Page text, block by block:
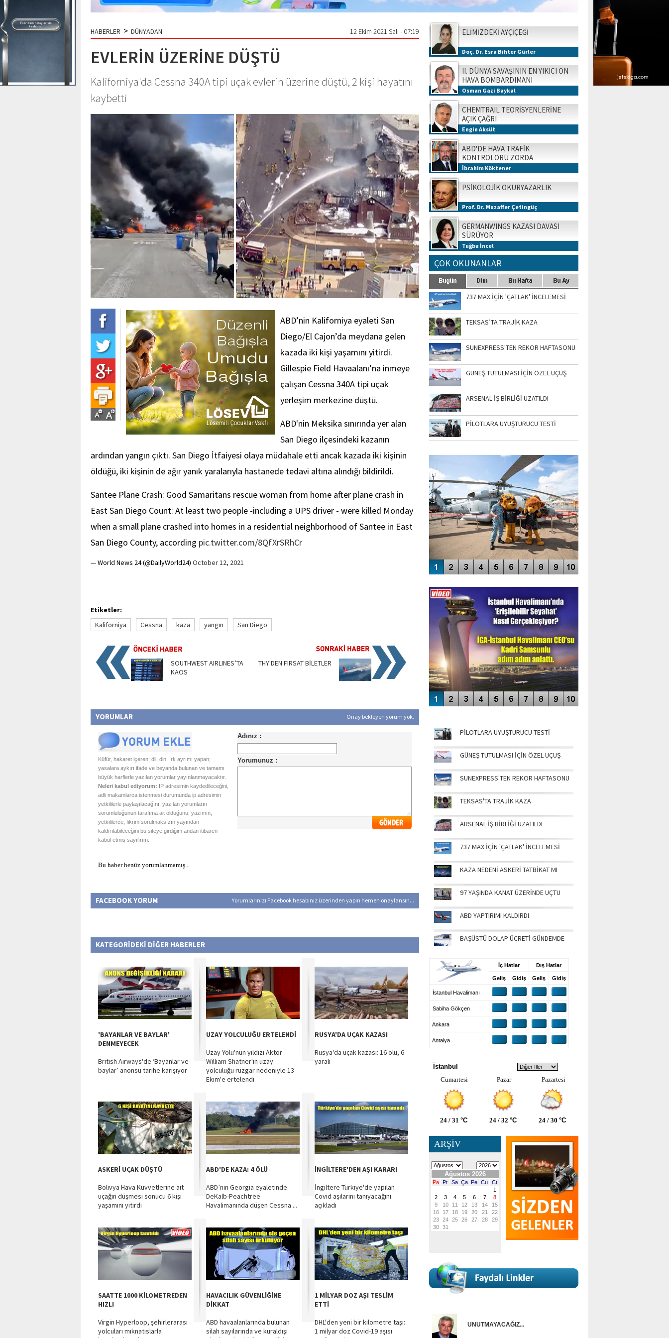
HABERLER > DÜNYADAN 12 Ekim 2021 Salı - 07:19
EVLERİN ÜZERİNE DÜŞTÜ
Kaliforniya'da Cessna 340A tipi uçak evlerin üzerine düştü, 2 kişi hayatını
kaybetti
ABD’nin Kaliforniya eyaleti San
Diego/El Cajon’da meydana gelen
kazada iki kişi yaşamını yitirdi.
Gillespie Field Havaalanı’na inmeye
çalışan Cessna 340A tipi uçak
yerleşim merkezine düştü.
ABD'nin Meksika sınırında yer alan
San Diego ilçesindeki kazanın
ardından yangın çıktı. San Diego İtfaiyesi olaya müdahale etti ancak kazada iki kişinin
öldüğü, iki kişinin de ağır yanık yaralarıyla hastanede tedavi altına alındığı bildirildi.
Santee Plane Crash: Good Samaritans rescue woman from home after plane crash in
East San Diego Count: At least two people -including a UPS driver - were killed Monday
when a small plane crashed into homes in a residential neighborhood of Santee in East
San Diego County, according pic.twitter.com/8QfXrSRhCr
— World News 24 (@DailyWorld24) October 12, 2021
Etiketler:
Kaliforniya
Cessna kaza yangın San Diego
SOUTHWEST AIRLINES’TA
KAOS
THY'DEN FIRSAT BİLETLER
YORUMLAR Onay bekleyen yorum yok.
Küfür, hakaret içeren; dil, din, ırk ayrımı yapan;
yasalara aykırı ifade ve beyanda bulunan ve tamamı
büyük harflerle yazılan yorumlar yayınlanmayacaktır.
Neleri kabul ediyorum: IP adresimin kaydedileceğini,
adli makamlarca istenmesi durumunda ip adresimin
yetkililerle paylaşılacağını, yazılan yorumların
sorumluluğunun tarafıma ait olduğunu, yazımın,
yetkililerce, fikrim sorulmaksızın yayından
kaldırılabileceğini bu siteye girdiğim andan itibaren
kabul etmiş sayılırım.
Bu haber henüz yorumlanmamış...
FACEBOOK YORUM Yorumlarınızı Facebook hesabınız üzerinden yapın hemen onaylansın...
KATEGORİDEKİ DİĞER HABERLER
'BAYANLAR VE BAYLAR'
DENMEYECEK
British Airways'de ‘Bayanlar ve
baylar’ anonsu tarihe karışıyor
UZAY YOLCULUĞU ERTELENDİ
Uzay Yolu'nun yıldızı Aktör
William Shatner'in uzay
yolculuğu rüzgar nedeniyle 13
Ekim'e ertelendi
RUSYA'DA UÇAK KAZASI
Rusya'da uçak kazası: 16 ölü, 6
yaralı
ASKERİ UÇAK DÜŞTÜ
Bolivya Hava Kuvvetlerine ait
uçağın düşmesi sonucu 6 kişi
yaşamını yitirdi
ABD'DE KAZA: 4 ÖLÜ
ABD’nin Georgia eyaletinde
DeKalb-Peachtree
Havalimanında düşen Cessna ...
İNGİLTERE'DEN AŞI KARARI
İngiltere Türkiye'de yapılan
Covid aşılarını tanıyacağını
açıkladı
SAATTE 1000 KİLOMETREDEN
HIZLI
Virgin Hyperloop, şehirlerarası
yolcuları mıknatıslarla
HAVACILIK GÜVENLİĞİNE
DİKKAT
ABD havaalanlarında bulunan
silah sayılarında ve kuraldışı
1 MİLYAR DOZ AŞI TESLİM
ETTİ
DHL'den yeni bir kilometre taşı:
1 milyar doz Covid-19 aşısı
ELİMİZDEKİ AYÇİÇEĞİ
Doç. Dr. Esra Bihter Gürler
II. DÜNYA SAVAŞININ EN YIKICI ON
HAVA BOMBARDIMANI
Osman Gazi Baykal
CHEMTRAIL TEORİSYENLERİNE
AÇIK ÇAĞRI
Engin Aksüt
ABD'DE HAVA TRAFİK
KONTROLÖRÜ ZORDA
İbrahim Köktener
PSİKOLOJİK OKURYAZARLIK
Prof. Dr. Muzaffer Çetingüç
GERMANWINGS KAZASI DAVASI
SÜRÜYOR
Tuğba İncel
ÇOK OKUNANLAR
737 MAX İÇİN 'ÇATLAK' İNCELEMESİ
TEKSAS’TA TRAJİK KAZA
SUNEXPRESS'TEN REKOR HAFTASONU
GÜNEŞ TUTULMASI İÇİN ÖZEL UÇUŞ
ARSENAL İŞ BİRLİĞİ UZATILDI
PİLOTLARA UYUŞTURUCU TESTİ
SİNGAPUR AIRSHOW-2020
ENGELLERİN AŞILDIĞI HAVALİMANI
PİLOTLARA UYUŞTURUCU TESTİ
GÜNEŞ TUTULMASI İÇİN ÖZEL UÇUŞ
SUNEXPRESS'TEN REKOR HAFTASONU
TEKSAS'TA TRAJİK KAZA
ARSENAL İŞ BİRLİĞİ UZATILDI
737 MAX İÇİN 'ÇATLAK' İNCELEMESİ
KAZA NEDENİ ASKERİ TATBİKAT MI
97 YAŞINDA KANAT ÜZERİNDE UÇTU
ABD YAPTIRIMI KALDIRDI
BAŞÜSTÜ DOLAP ÜCRETİ GÜNDEMDE
İç Hatlar Dış Hatlar
Geliş Gidiş Geliş Gidiş
İstanbul Havalimanı
Sabiha Gökçen
Ankara
Antalya
İstanbul
Cumartesi
Pazar Pazartesi
24 / 31 °C 24 / 32 °C 24 / 30 °C
ARŞİV
UNUTMAYACAĞIZ...